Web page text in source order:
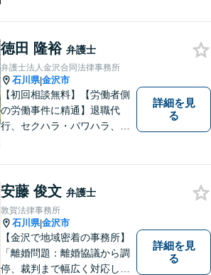
軽に相談できる弁護士を目指
します。
徳田 隆裕 弁護士
弁護士法人金沢合同法律事務所
石川県|金沢市
【初回相談無料】【労働者側
の労働事件に精通】退職代
行、セクハラ・パワハラ、労
ルも対応可能【メール相談／
ビデオ面談可】【土曜日も対
応】
詳細を見
る
安藤 俊文 弁護士
敦賀法律事務所
石川県|金沢市
【金沢で地域密着の事務所】
「離婚問題：離婚協議から調
停、裁判まで幅広く対応し、
詳細を見
る